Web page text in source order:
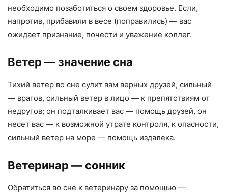
необходимо позаботиться о своем здоровье. Если,
напротив, прибавили в весе (поправились) — вас
ожидает признание, почести и уважение коллег.
Ветер — значение сна
Тихий ветер во сне сулит вам верных друзей, сильный
— врагов, сильный ветер в лицо — к препятствиям от
недругов; он подталкивает вас — помощь друзей, он
несет вас — к возможной утрате контроля, к опасности,
сильный ветер на море — помощь издалека.
Ветеринар — сонник
Обратиться во сне к ветеринару за помощью —